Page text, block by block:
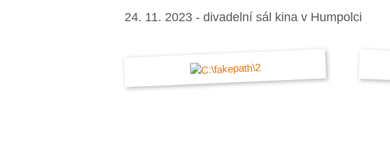
24. 11. 2023 - divadelní sál kina v Humpolci